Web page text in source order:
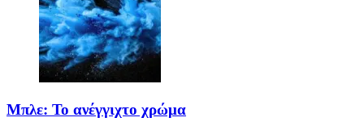
Μπλε: Το ανέγγιχτο χρώμα